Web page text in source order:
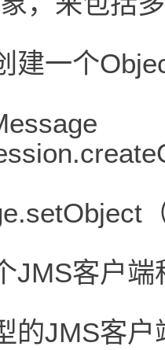
一个
客户端
JMS客户